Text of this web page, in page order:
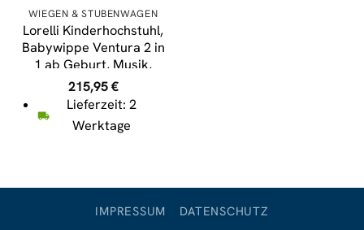
WIEGEN & STUBENWAGEN
Lorelli Kinderhochstuhl,
Babywippe Ventura 2 in
1 ab Geburt, Musik,
verstellbar beige grau
215,95€
Lieferzeit: 2
Werktage
IMPRESSUM DATENSCHUTZ